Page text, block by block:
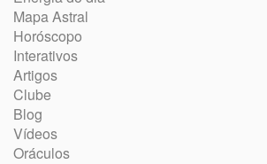
Mapa Astral
Horóscopo
Interativos
Artigos
Clube
Blog
Vídeos
Oráculos